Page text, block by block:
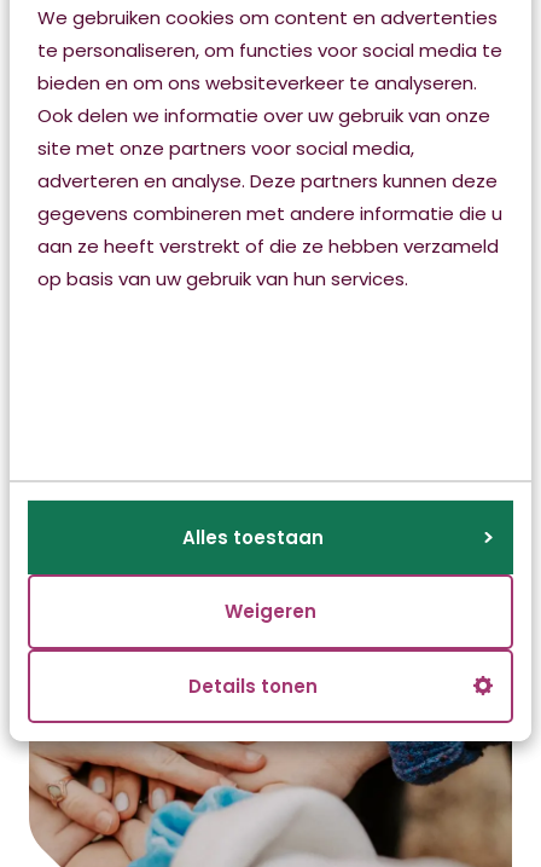
We gebruiken cookies om content en advertenties
te personaliseren, om functies voor social media te
bieden en om ons websiteverkeer te analyseren.
Ook delen we informatie over uw gebruik van onze
site met onze partners voor social media,
adverteren en analyse. Deze partners kunnen deze
gegevens combineren met andere informatie die u
aan ze heeft verstrekt of die ze hebben verzameld
op basis van uw gebruik van hun services.
Alles toestaan
Weigeren
Details tonen
tussen Friese
zorgorganisaties nachtzorg
Voor senioren is het belangrijk om na te
denken over hoe ze oud willen worden. ‘Hoe
wilt u wonen?’, ‘wat is voor u belangrijk?’ en
‘heeft u naasten op wie u kunt rekenen?’. Praat
vandaag over morgen is dan ook het thema
van de MeiJo cafés van oktober.